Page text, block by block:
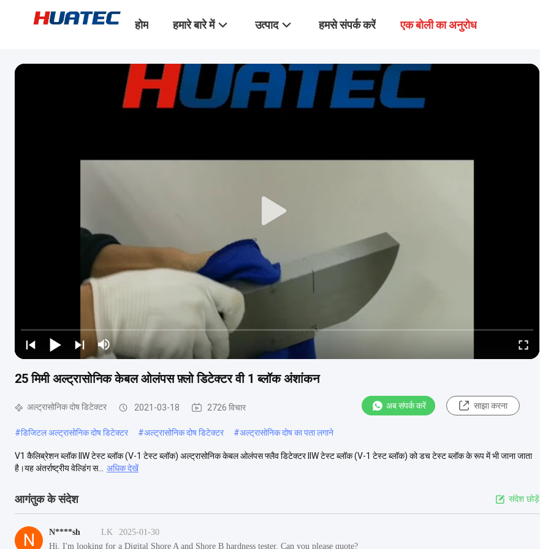
होम हमारे बारे में उत्पाद हमसे संपर्क करें एक बोली का अनुरोध
25 मिमी अल्ट्रासोनिक केबल ओलंपस फ़्लो डिटेक्टर वी 1 ब्लॉक अंशांकन
अल्ट्रासोनिक दोष डिटेक्टर 2021-03-18 2726 विचार अब संपर्क करें साझा करना
#डिजिटल अल्ट्रासोनिक दोष डिटेक्टर #अल्ट्रासोनिक दोष डिटेक्टर #अल्ट्रासोनिक दोष का पता लगाने
V1 कैलिब्रेशन ब्लॉक IIW टेस्ट ब्लॉक (V-1 टेस्ट ब्लॉक) अल्ट्रासोनिक केबल ओलंपस फ्लैव डिटेक्टर IIW टेस्ट ब्लॉक (V-1 टेस्ट ब्लॉक) को डच टेस्ट ब्लॉक के रूप में भी जाना जाता
है।यह अंतर्राष्ट्रीय वेल्डिंग स...
अधिक देखें
आगंतुक के संदेश संदेश छोड़ें
N N****sh LK
2025-01-30
Hi, I'm looking for a Digital Shore A and Shore B hardness tester. Can you please quote?